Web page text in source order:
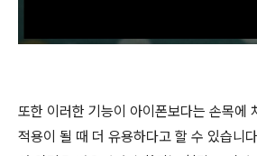
또한 이러한 기능이 아이폰보다는 손목에
적용이 될 때 더 유용하다고 할 수 있습니